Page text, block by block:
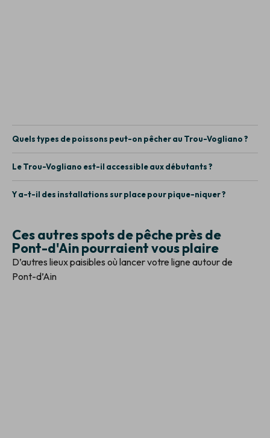
Quels types de poissons peut-on pêcher au Trou-Vogliano ?
Le Trou-Vogliano est-il accessible aux débutants ?
Y a-t-il des installations sur place pour pique-niquer ?
Ces autres spots de pêche près de
Pont-d'Ain pourraient vous plaire
D’autres lieux paisibles où lancer votre ligne autour de
Pont-d’Ain